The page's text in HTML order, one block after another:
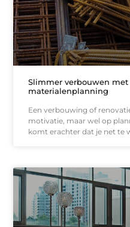
Slimmer verbouwen met
materialenplanning
Een verbouwing of
motivatie, maar wel op
komt erachter dat je net te